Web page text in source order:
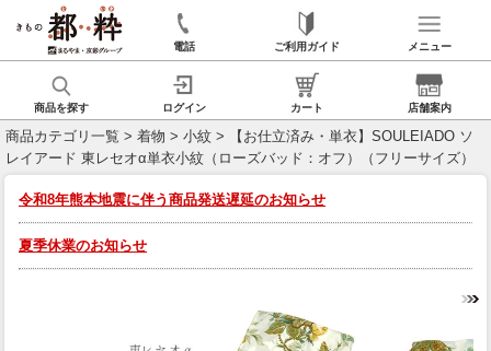
電話 ご利用ガイド メニュー
商品を探す ログイン カート 店舗案内
商品カテゴリ一覧 > 着物 > 小紋 > 【お仕立済み・単衣】SOULEIADO ソ
レイアード 東レセオα単衣小紋（ローズバッド：オフ）（フリーサイズ）
令和8年熊本地震に伴う商品発送遅延のお知らせ
夏季休業のお知らせ